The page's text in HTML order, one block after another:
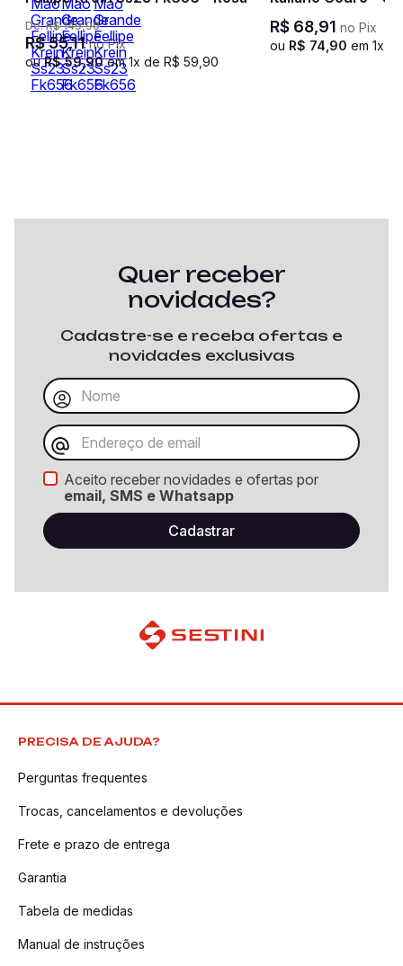
De:R$ 149,90
R$55,11no Pix
ouR$ 59,90em1x de R$ 59 90
R$ 68,91 no Pix
ou R$ 74 90 em 1x
Quer receber
novidades?
Cadastre-se e receba ofertas e
novidades exclusivas
Aceito receber novidades e ofertas por
email, SMS e Whatsapp
PRECISA DE AJUDA?
Perguntas frequentes
Trocas, cancelamentos e devoluções
Frete e prazo de entrega
Garantia
Tabela de medidas
Manual de instruções